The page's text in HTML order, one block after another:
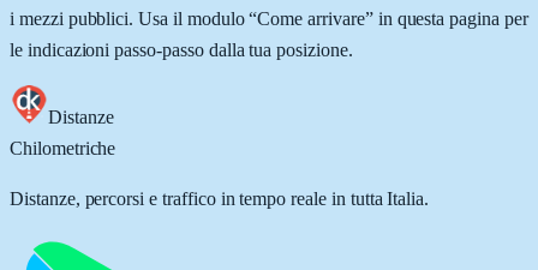
i mezzi pubblici. Usa il modulo “Come arrivare” in questa pagina per
le indicazioni passo-passo dalla tua posizione.
Distanze
Chilometriche
Distanze, percorsi e traffico in tempo reale in tutta Italia.